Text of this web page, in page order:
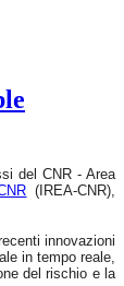
del CNR - Area
(IREA-CNR),
innovazioni
in tempo reale,
del rischio e la